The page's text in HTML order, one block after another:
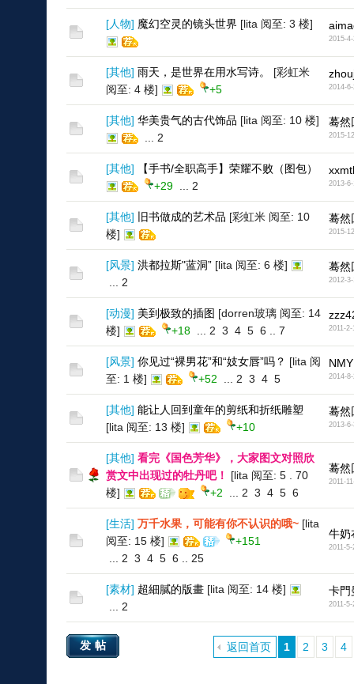
[人物] 魔幻空灵的镜头世界 [lita 阅至: 3 楼]
2015-4-
[其他] 雨天，是世界在用水写诗。
[彩虹米
阅至: 4 楼]
+5 2014-
[其他] 华美贵气的古代饰品 [lita 阅至: 10 楼]
2
蓦然
2015-
[其他]
【手书/全职高手】荣耀不败（图包）
+29
2
xxmtl
2013-
[其他] 旧书做成的艺术品 [彩虹米 阅至: 10
楼]
蓦然
2015-
[风景] 洪都拉斯"蓝洞” [lita 阅至: 6 楼]
2
蓦然
2012-3-
[动漫] 美到极致的插图 [dorren玻璃 阅至: 14
楼]
+18 2 3 4 5 6 7 2011-2-
[风景] 你见过“裸男花”和“妓女唇”吗？ [lita 阅
至: 1 楼]
+52 2 3 4 5
NMY
2014-
[其他] 能让人回到童年的剪纸和折纸雕塑
[lita 阅至: 13 楼]
+10
蓦然
2013-
[其他] 看完《国色芳华》，大家图文对照欣
赏文中出现过的牡丹吧！
[lita 阅至: 5 . 70
楼]
+2 2 3 4 5 6
蓦然
2011-
[生活] 万千水果，可能有你不认识的哦~ [lita
阅至: 15 楼]
+151
2 3 4 5 6 25
牛奶
2011-5-
[素材] 超細膩的版畫 [lita 阅至: 14 楼]
2
卡門
2011-5-
1 2 3 4
返回首页
发帖